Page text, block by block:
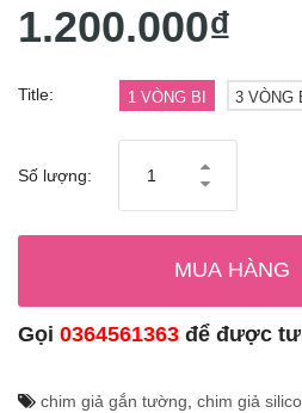
1.200.000₫
Title: 1 VÒNG BI 3 VÒNG
Số lượng:
MUA HÀNG
Gọi 0364561363 để được
chim giả gắn tường chim giả